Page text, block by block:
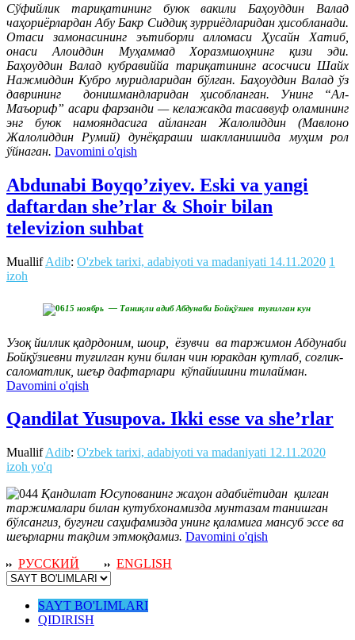
Сўфийлик тариқатининг буюк вакили Баҳоуддин Валад
чаҳориёрлардан Абу Бакр Сиддиқ зурриёдларидан ҳисобланади.
Отаси замонасининг эътиборли алломаси Ҳусайн Хатиб,
онаси Алоиддин Муҳаммад Хоразмшоҳнинг қизи эди.
Баҳоуддин Валад кубравиййа тариқатининг асосчиси Шайх
Нажмиддин Кубро муридларидан бўлган. Баҳоуддин Валад ўз
даврининг донишмандларидан ҳисобланган. Унинг “Ал-
Маъориф” асари фарзанди — келажакда тасаввуф оламининг
энг буюк намояндасига айланган Жалолиддин (Мавлоно
Жалолиддин Румий) дунёқараши шаклланишида муҳим рол
ўйнаган. Davomini o'qish
Abdunabi Boyqo’ziyev. Eski va yangi
daftardan she’rlar & Shoir bilan
televizion suhbat
MuallifAdib: O'zbek tarixi, adabiyoti va madaniyati 14.11.2020 1
izoh
15 ноябрь — Таниқли адиб Абдунаби Бойқўзиев туғилган кун
Узоқ йиллик қадрдоним, шоир, ёзувчи ва таржимон Абдунаби
Бойқўзиевни туғилган куни билан чин юракдан қутлаб, соғлик-
саломатлик, шеър дафтарлари кўпайишини тилайман.
Davomini o'qish
Qandilat Yusupova. Ikki esse va she’rlar
MuallifAdib: O'zbek tarixi, adabiyoti va madaniyati 12.11.2020
izoh yo'q
Қандилат Юсупованинг жаҳон адабиётидан қилган
таржималари билан кутубхонамизда мунтазам танишган
бўлсангиз, бугунги саҳифамизда унинг қаламига мансуб эссе ва
шеърларни тақдим этмоқдамиз. Davomini o'qish
РУССКИЙ
ENGLISH
SAYT BO'LIMLARI
QIDIRISH